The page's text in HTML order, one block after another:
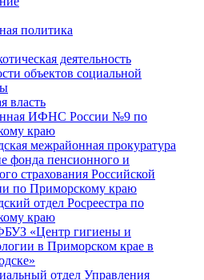
политика
деятельность
объектов социальной
власть
ИФНС России №9 по
краю
межрайонная прокуратура
фонда пенсионного и
страхования Российской
по Приморскому краю
отдел Росреестра по
краю
«Центр гигиены и
в Приморском крае в
отдел Управления